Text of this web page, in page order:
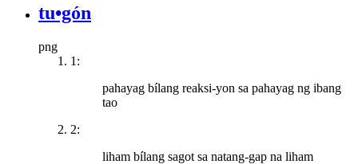
tu•gón
png
1:
pahayag bílang reaksi-yon sa pahayag ng ibang
tao
2:
liham bílang sagot sa natang-gap na liham